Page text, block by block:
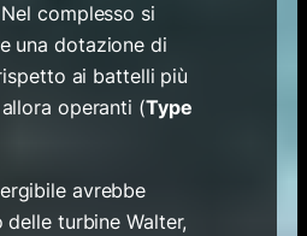
complesso si
una dotazione di
ai battelli più
operanti (Type
avrebbe
turbine Walter,